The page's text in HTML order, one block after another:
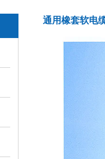
通用橡套软电